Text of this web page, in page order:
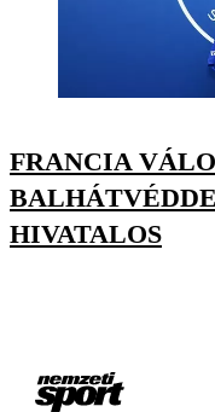
FRANCIA
HIVATALOS